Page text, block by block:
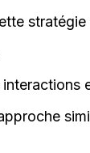
stratégie